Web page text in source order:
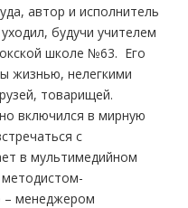
автор и исполнитель
будучи учителем
школе №63. Его
жизнью, нелегкими
товарищей.
включился в мирную
с
в мультимедийном
методистом-
– менеджером